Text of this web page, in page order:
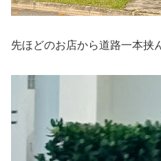
先ほどのお店から道路一本挟